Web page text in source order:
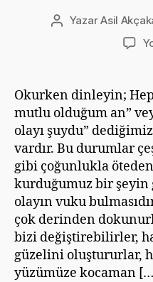
Yazının
YazarAsil
Okurken dinleyin;
mutlu olduğum an”
olayı şuydu”
vardır. Bu durumlar
gibi çoğunlukla
kurduğumuz bir şeyin
olayın vuku
çok derinden
bizi değiştirebilirler,
güzelini oluştururlar,
yüzümüze kocaman